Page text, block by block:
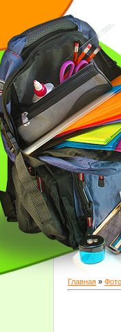
Главная »